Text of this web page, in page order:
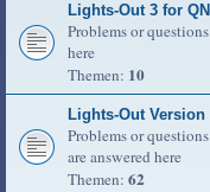
Lights-Out 3 for
Problems or
here
Themen: 10
Lights-Out Version
Problems or
are answered here
Themen: 62